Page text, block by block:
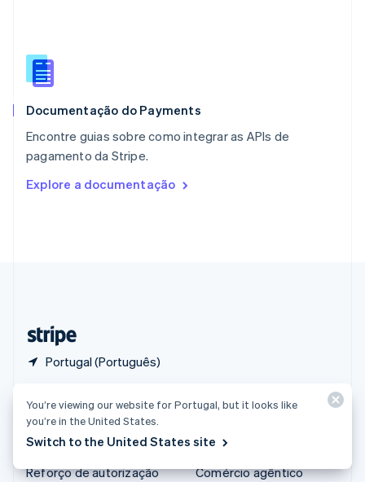
Documentação do Payments
Encontre guias sobre como integrar as APIs de
pagamento da Stripe.
Explore a documentação
Portugal (Português)
Português
RAE de Hong Kong, China
Reino Unido
República Tcheca
English
English
Produtos e preços
Preços
Atlas
Reforço de autorização
Soluções
Startups
Comércio agêntico
You’re viewing our website for Portugal, but it looks like
you’re in the United States.
Switch to the United States site